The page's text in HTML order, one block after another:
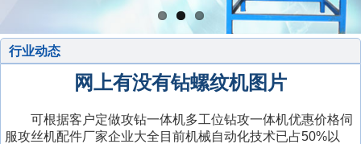
行业动态
网上有没有钻螺纹机图片
可根据客户定做攻钻一体机多工位钻攻一体机优惠价格伺
服攻丝机配件厂家企业大全目前机械自动化技术已占50%以